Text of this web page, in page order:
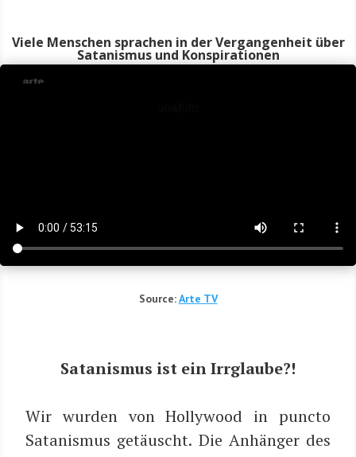
Viele Menschen sprachen in der Vergangenheit über
Satanismus und Konspirationen
Source:Arte TV
Sata­nis­mus ist ein Irrglaube?!
Wir wur­den von Hol­ly­wood in punc­to
Sata­nis­mus getäuscht. Die Anhän­ger des